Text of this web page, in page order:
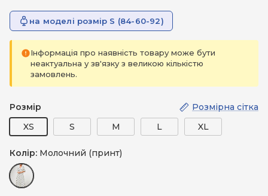
на моделі розмір S (84-60-92)
Інформація про наявність товару може бути
неактуальна у зв'язку з великою кількістю
замовлень.
Розмір
Розмірна сітка
XS
S M L XL
Колір: Молочний (принт)